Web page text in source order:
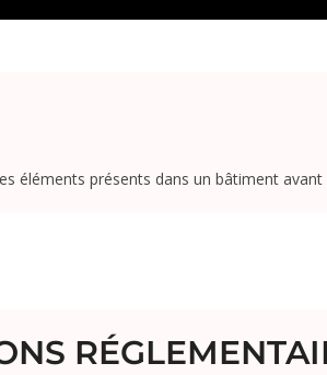
éléments présents dans un bâtiment